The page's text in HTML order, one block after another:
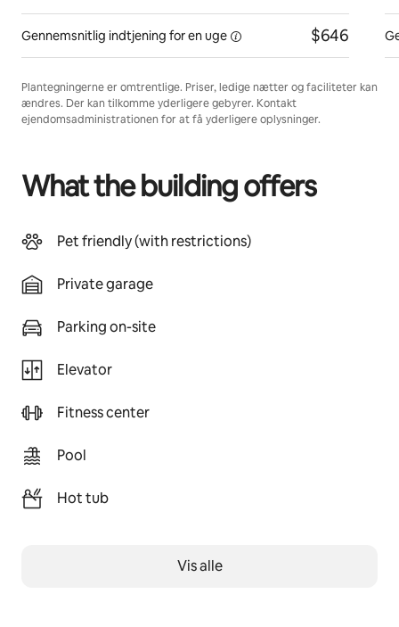
Gennemsnitlig indtjening foren uge $646
Plantegningerne er omtrentlige. Priser, ledige nætter og faciliteter kan
ændres. Der kan tilkomme yderligere gebyrer. Kontakt
ejendomsadministrationen for at få yderligere oplysninger.
What the building offers
Pet friendly (with restrictions)
Private garage
Parking on-site
Elevator
Fitness center
Pool
Hot tub
Vis alle